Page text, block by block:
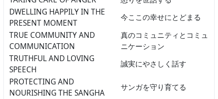
DWELLING HAPPILY IN THE
PRESENT MOMENT
今ここの幸せにとどまる
TRUE COMMUNITY AND
COMMUNICATION
真のコミュニティとコミュ
ニケーション
TRUTHFUL AND LOVING
SPEECH
誠実にやさしく話す
PROTECTING AND
NOURISHING THE SANGHA
サンガを守り育てる